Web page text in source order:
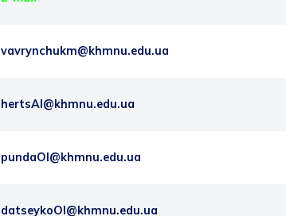
vavrynchukm@khmnu.edu.ua
hertsAI@khmnu.edu.ua
pundaOI@khmnu.edu.ua
datseykoOI@khmnu.edu.ua